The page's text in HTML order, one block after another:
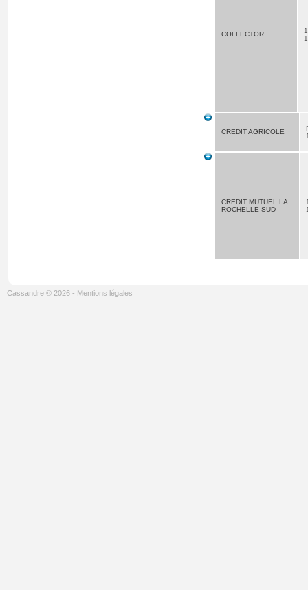
COLLECTOR
CREDIT AGRICOLE
CREDIT MUTUEL LA
ROCHELLE SUD
Cassandre © 2026 - Mentions légales